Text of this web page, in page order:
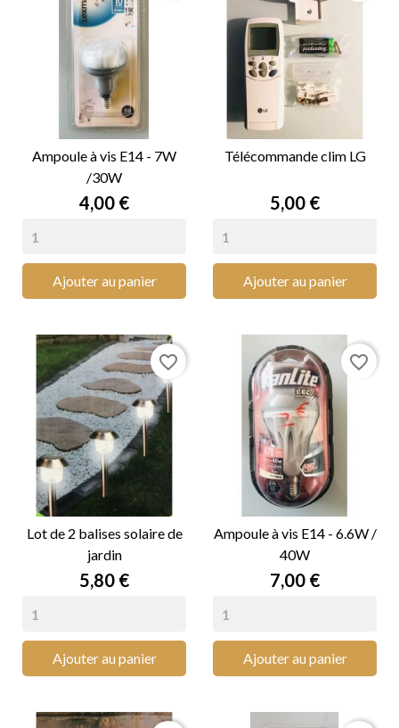
Ampoule à vis E14 - 7W
/30W
Prix
4,00 €
Ajouter au panier
Télécommande clim LG
Prix
5,00 €
Ajouter au panier
Lot de 2 balises solaire de
jardin
Prix
5,80 €
Ajouter au panier
favorite_border
Ampoule à vis E14 - 6.6W /
40W
Prix
7,00 €
Ajouter au panier
favorite_border